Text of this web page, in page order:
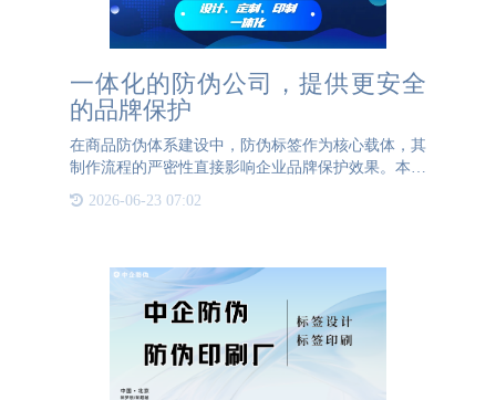
一体化的防伪公司，提供更安全
的品牌保护
在商品防伪体系建设中，防伪标签作为核心载体，其
制作流程的严密性直接影响企业品牌保护效果。本文
从防伪信息安全管理角度，系统阐述企业选择防伪服
务供应商时应重点关注的"防伪码生成与标签印制一
2026-06-23 07:02